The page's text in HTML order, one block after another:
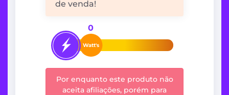
de venda!
0
Watt's
Por enquanto este produto não
aceita afiliações, porém para